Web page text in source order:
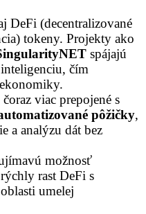
DeFi (decentralizované
tokeny. Projekty ako
spájajú
čím
viac prepojené s
pôžičky,
a analýzu dát bez
možnosť
rast DeFi s
umelej